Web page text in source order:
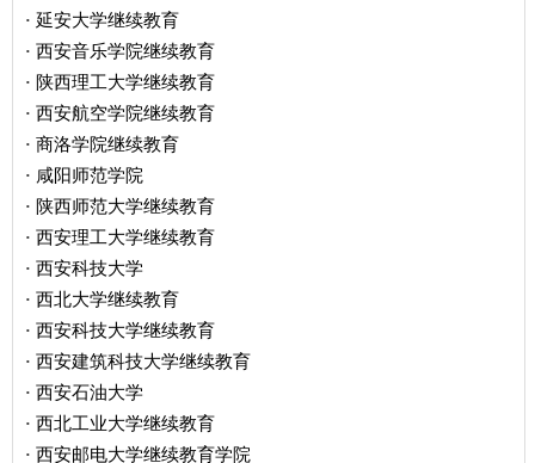
· 延安大学继续教育
· 西安音乐学院继续教育
· 陕西理工大学继续教育
· 西安航空学院继续教育
· 商洛学院继续教育
· 咸阳师范学院
· 陕西师范大学继续教育
· 西安理工大学继续教育
· 西安科技大学
· 西北大学继续教育
· 西安科技大学继续教育
· 西安建筑科技大学继续教育
· 西安石油大学
· 西北工业大学继续教育
· 西安邮电大学继续教育学院